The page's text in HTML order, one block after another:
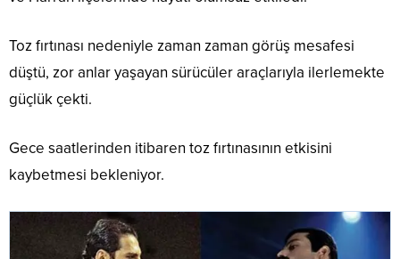
Toz fırtınası nedeniyle zaman zaman görüş mesafesi
düştü, zor anlar yaşayan sürücüler araçlarıyla ilerlemekte
güçlük çekti.
Gece saatlerinden itibaren toz fırtınasının etkisini
kaybetmesi bekleniyor.